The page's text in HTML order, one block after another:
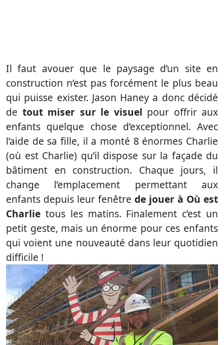
Il faut avouer que le paysage d’un site en
construction n’est pas forcément le plus beau
qui puisse exister. Jason Haney a donc décidé
de tout miser sur le visuel pour offrir aux
enfants quelque chose d’exceptionnel. Avec
l’aide de sa fille, il a monté 8 énormes Charlie
(où est Charlie) qu’il dispose sur la façade du
bâtiment en construction. Chaque jours, il
change l’emplacement permettant aux
enfants depuis leur fenêtre de jouer à Où est
Charlie tous les matins. Finalement c’est un
petit geste, mais un énorme pour ces enfants
qui voient une nouveauté dans leur quotidien
difficile !